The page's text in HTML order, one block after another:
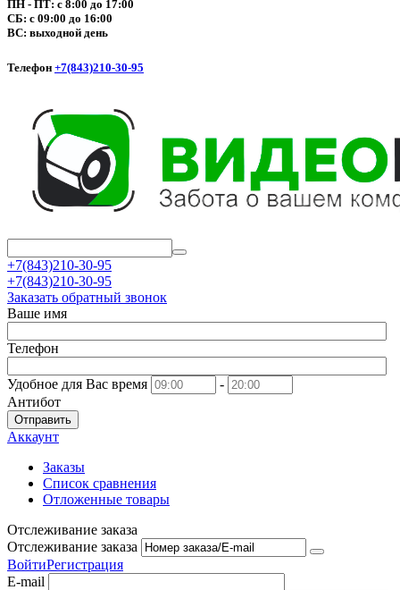
ПН - ПТ: с 8:00 до 17:00
СБ: с 09:00 до 16:00
ВС: выходной день
Телефон +7(843)210-30-95
+7(843)210-30-95
+7(843)210-30-95
Заказать обратный звонок
Ваше имя
Телефон
Удобное для Вас время
-
Антибот
Отправить
Аккаунт
Заказы
Список сравнения
Отложенные товары
Отслеживание заказа
Отслеживание заказа
ВойтиРегистрация
E-mail